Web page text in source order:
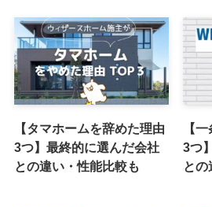
【タマホームを辞めた理由
3つ】最終的に選んだ会社
との違い・性能比較も
【
3つ
との